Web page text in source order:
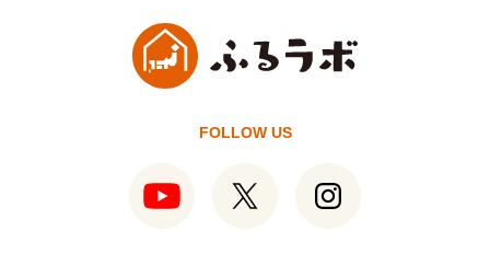
FOLLOW US